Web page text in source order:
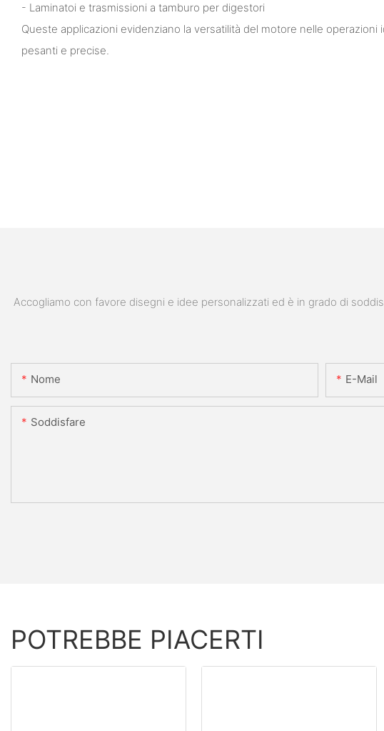
- Laminatoi e trasmissioni a tamburo per digestori
Queste applicazioni evidenziano la versatilità del motore nelle operazioni
pesanti e precise.
Accogliamo con favore disegni e idee personalizzati ed è in grado di
Nome E-Mail
Soddisfare
POTREBBE PIACERTI